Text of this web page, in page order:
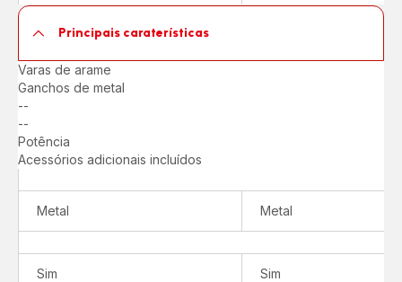
carrinho
SILENCE
Principais caraterísticas
Varas de arame
Ganchos de metal
--
Não
disponível
--
Não
disponível
Potência
Acessórios adicionais incluídos
Metal Metal
Sim Sim